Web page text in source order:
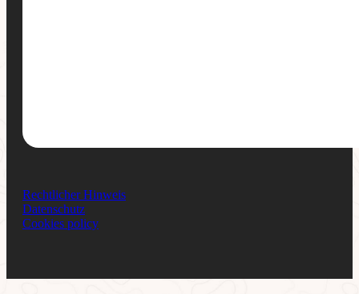
Rechtlicher Hinweis
Datenschutz
Cookies policy